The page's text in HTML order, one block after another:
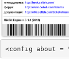
<config about =